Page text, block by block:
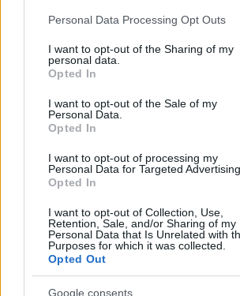
Please note that this website/app uses one
not limited to your visit or usage behaviour.
grant or deny consent to Google and its
use your data for below specified purposes
consent section.
Personal Data Processing Opt Outs
I want to opt-out of the Sharing of my
personal data.
Opted In
I want to opt-out of the Sale of my
Personal Data.
Opted In
I want to opt-out of processing my
Personal Data for Targeted Advertising.
Opted In
I want to opt-out of Collection, Use,
Retention, Sale, and/or Sharing of my
Personal Data that Is Unrelated with
Purposes for which it was collected.
Opted Out
Google consents